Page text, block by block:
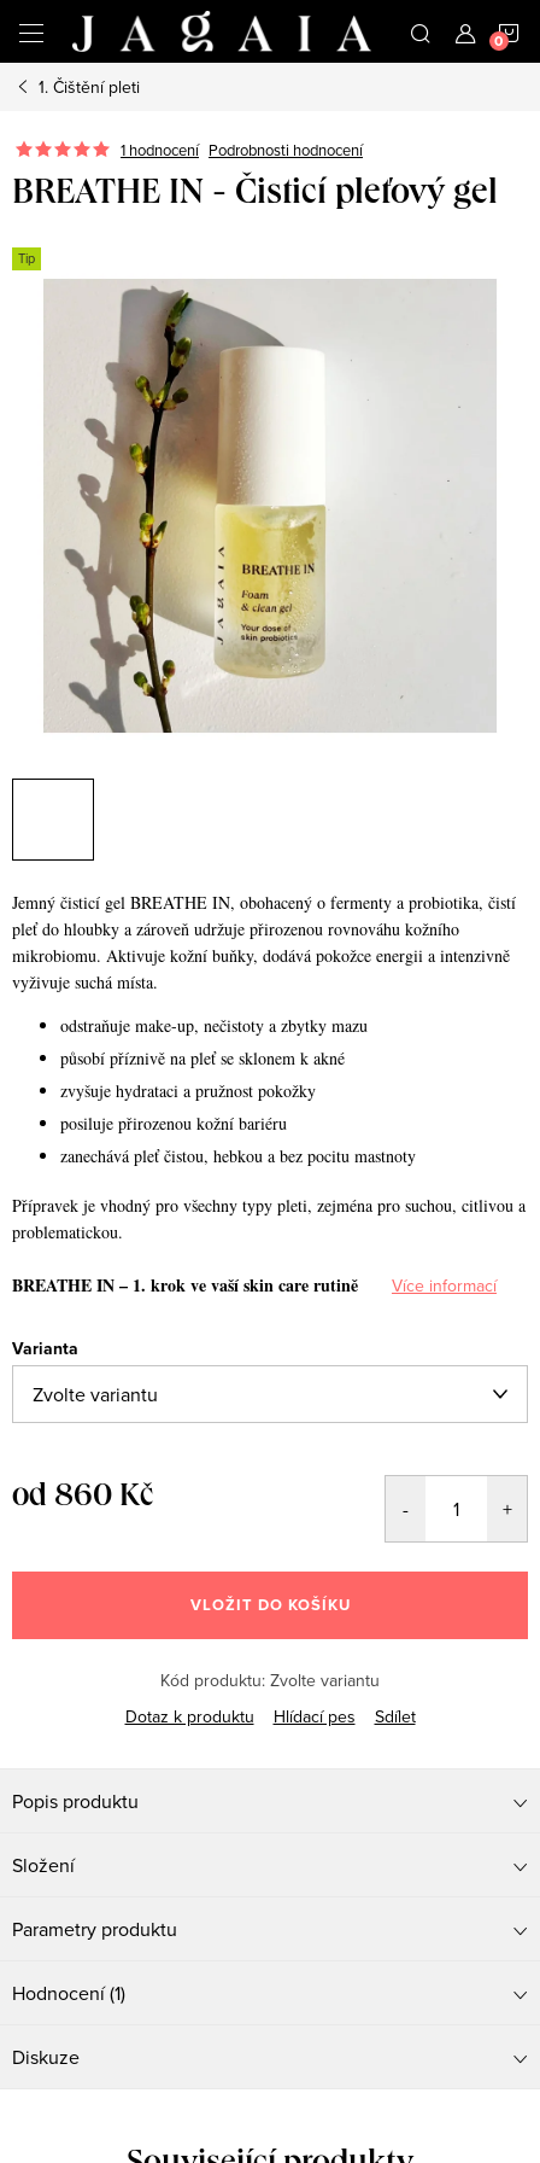
obsah
1. Čištění pleti
1 hodnocení Podrobnosti hodnocení
BREATHE IN - Čisticí pleťový gel
Tip
Jemný čisticí gel BREATHE IN, obohacený o fermenty a probiotika, čistí
pleť do hloubky a zároveň udržuje přirozenou rovnováhu kožního
mikrobiomu. Aktivuje kožní buňky, dodává pokožce energii a intenzivně
vyživuje suchá místa.
odstraňuje make-up, nečistoty a zbytky mazu
působí příznivě na pleť se sklonem k akné
zvyšuje hydrataci a pružnost pokožky
posiluje přirozenou kožní bariéru
zanechává pleť čistou, hebkou a bez pocitu mastnoty
Přípravek je vhodný pro všechny typy pleti, zejména pro suchou, citlivou a
problematickou.
BREATHE IN – 1. krok ve vaší skin care rutině Více informací
Varianta
od 860 Kč
VLOŽIT DO KOŠÍKU
Kód produktu: Zvolte variantu
Dotaz k produktu
Hlídací pes Sdílet
Popis produktu
Složení
Parametry produktu
Hodnocení (1)
Diskuze